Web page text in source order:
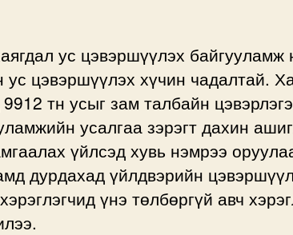
ус цэвэршүүлэх байгууламж
ус цэвэршүүлэх хүчин чадалтай.
тн усыг зам талбайн
усалгаа зэрэгт дахин
үйлсэд хувь нэмрээ
дурдахад үйлдвэрийн
үнэ төлбөргүй авч